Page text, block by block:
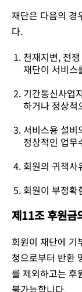
재단은 다음의 경
다.
천재지변, 전
재단이 서비스
기간통신사업
하거나 정상적
서비스용 설비
정상적인 업무
회원의 귀책사
회원이 부정확
제11조 후원금
회원이 재단에 기
청으로부터 반환
를 제외하고는 후
불가능합니다.